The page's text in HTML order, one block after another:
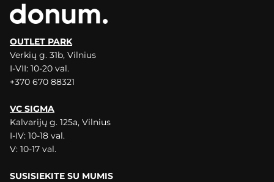
OUTLET PARK
Verkių g. 31b, Vilnius
I-VII: 10-20 val.
+370 670 88321
VC SIGMA
Kalvarijų g. 125a, Vilnius
I-IV: 10-18 val.
V: 10-17 val.
SUSISIEKITE SU MUMIS